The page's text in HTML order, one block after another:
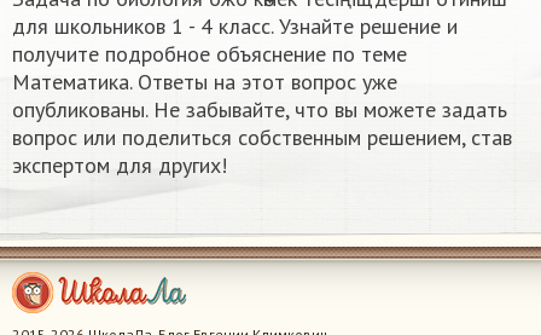
для школьников 1 - 4 класс. Узнайте решение и
получите подробное объяснение по теме
Математика. Ответы на этот вопрос уже
опубликованы. Не забывайте, что вы можете задать
вопрос или поделиться собственным решением, став
экспертом для других!